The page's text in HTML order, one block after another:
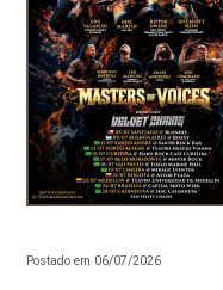
Postado em 06/07/2026